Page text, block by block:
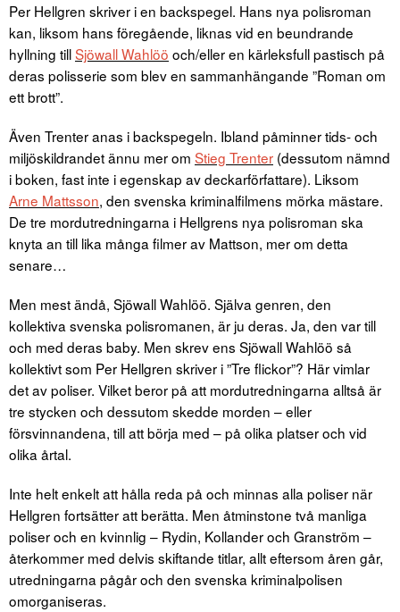
Per Hellgren skriver i en backspegel. Hans nya polisroman
kan, liksom hans föregående, liknas vid en beundrande
hyllning tillSjöwall Wahlöö och/eller en kärleksfull pastisch på
deras polisserie som blev en sammanhängande ”Roman om
ett brott”.
Även Trenter anas i backspegeln. Ibland påminner tids- och
miljöskildrandet ännu mer om Stieg Trenter (dessutom nämnd
i boken, fast inte i egenskap av deckarförfattare). Liksom
Arne Mattsson, den svenska kriminalfilmens mörka mästare.
De tre mordutredningarna i Hellgrens nya polisroman ska
knyta an till lika många filmer av Mattson, mer om detta
senare…
Men mest ändå, Sjöwall Wahlöö. Själva genren, den
kollektiva svenska polisromanen, är ju deras. Ja, den var till
och med deras baby. Men skrev ens Sjöwall Wahlöö så
kollektivt som Per Hellgren skriver i ”Tre flickor”? Här vimlar
det av poliser. Vilket beror på att mordutredningarna alltså är
tre stycken och dessutom skedde morden – eller
försvinnandena, till att börja med – på olika platser och vid
olika årtal.
Inte helt enkelt att hålla reda på och minnas alla poliser när
Hellgren fortsätter att berätta. Men åtminstone två manliga
poliser och en kvinnlig – Rydin, Kollander och Granström –
återkommer med delvis skiftande titlar, allt eftersom åren går,
utredningarna pågår och den svenska kriminalpolisen
omorganiseras.